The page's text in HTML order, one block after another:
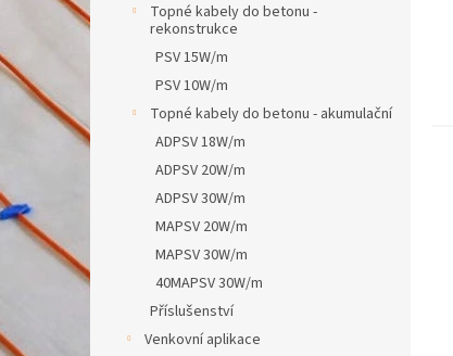
Topné kabely do betonu -
rekonstrukce
PSV 15W/m
PSV 10W/m
Topné kabely do betonu - akumulační
ADPSV 18W/m
ADPSV 20W/m
ADPSV 30W/m
MAPSV 20W/m
MAPSV 30W/m
40MAPSV 30W/m
Příslušenství
Venkovní aplikace